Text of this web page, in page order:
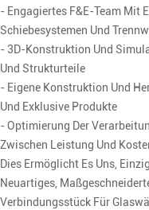
- Engagiertes F&E-Team Mit
Schiebesystemen Und
- 3D-Konstruktion Und
Und Strukturteile
- Eigene Konstruktion Und
Und Exklusive Produkte
- Optimierung Der
Zwischen Leistung Und
Dies Ermöglicht Es Uns,
Neuartiges,
Verbindungsstück Für